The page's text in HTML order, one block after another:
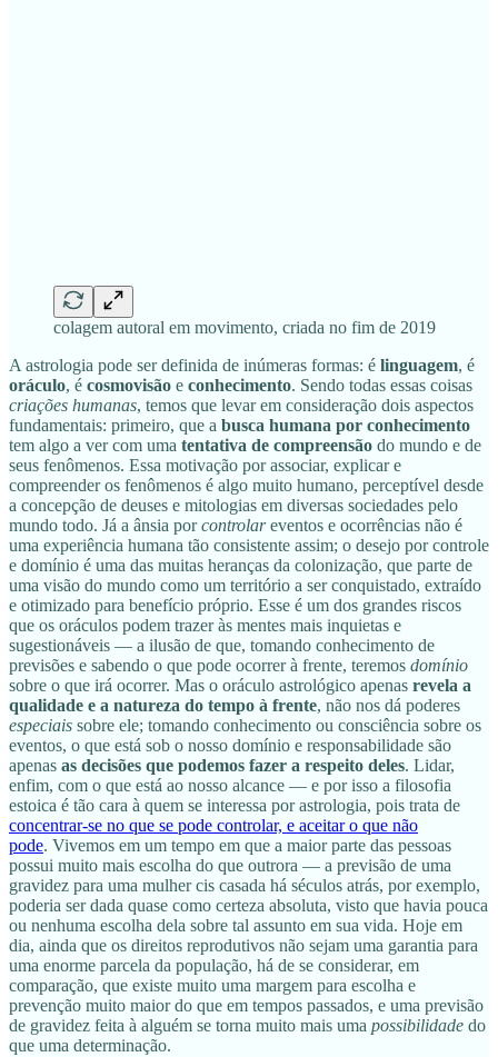
colagem autoral em movimento, criada no fim de 2019
A astrologia pode ser definida de inúmeras formas: é linguagem, é
oráculo, é cosmovisão e conhecimento. Sendo todas essas coisas
criações humanas, temos que levar em consideração dois aspectos
fundamentais: primeiro, que a busca humana por conhecimento
tem algo a ver com uma tentativa de compreensão do mundo e de
seus fenômenos. Essa motivação por associar, explicar e
compreender os fenômenos é algo muito humano, perceptível desde
a concepção de deuses e mitologias em diversas sociedades pelo
mundo todo. Já a ânsia porcontrolareventos e ocorrências não é
uma experiência humana tão consistente assim; o desejo por controle
e domínio é uma das muitas heranças da colonização, que parte de
uma visão do mundo como um território a ser conquistado, extraído
e otimizado para benefício próprio. Esse é um dos grandes riscos
que os oráculos podem trazer às mentes mais inquietas e
sugestionáveis — a ilusão de que, tomando conhecimento de
previsões e sabendo o que pode ocorrer à frente, teremos domínio
sobre o que irá ocorrer. Mas o oráculo astrológico apenas revela a
qualidade e a natureza do tempo à frente, não nos dá poderes
especiais sobre ele; tomando conhecimento ou consciência sobre os
eventos, o que está sob o nosso domínio e responsabilidade são
apenas as decisões que podemos fazer a respeito deles. Lidar,
enfim, com o que está ao nosso alcance — e por isso a filosofia
estoica é tão cara à quem se interessa por astrologia, pois trata de
concentrar-se no que se pode controlar, e aceitar o que não
pode. Vivemos em um tempo em que a maior parte das pessoas
possui muito mais escolha do que outrora — a previsão de uma
gravidez para uma mulher cis casada há séculos atrás, por exemplo,
poderia ser dada quase como certeza absoluta, visto que havia pouca
ou nenhuma escolha dela sobre tal assunto em sua vida. Hoje em
dia, ainda que os direitos reprodutivos não sejam uma garantia para
uma enorme parcela da população, há de se considerar, em
comparação, que existe muito uma margem para escolha e
prevenção muito maior do que em tempos passados, e uma previsão
de gravidez feita à alguém se torna muito mais uma possibilidade do
que uma determinação.